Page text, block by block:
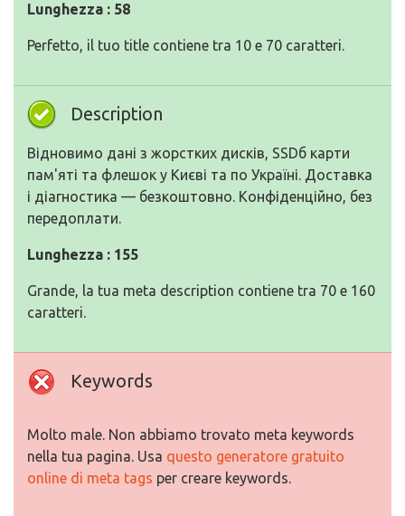
Lunghezza : 58
Perfetto, il tuo title contiene tra 10 e 70 caratteri.
Description
Відновимо дані з жорстких дисків, SSDб карти
пам'яті та флешок у Києві та по Україні. Доставка
і діагностика — безкоштовно. Конфіденційно, без
передоплати.
Lunghezza : 155
Grande, la tua meta description contiene tra 70 e 160
caratteri.
Keywords
Molto male. Non abbiamo trovato meta keywords
nella tua pagina. Usa questo generatore gratuito
online di meta tags per creare keywords.